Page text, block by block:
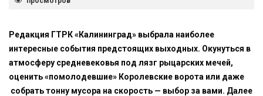
Редакция ГТРК «Калининград» выбрала наиболее
интересные события предстоящих выходных. Окунуться в
атмосферу средневековья под лязг рыцарских мечей,
оценить «помолодевшие» Королевские ворота или даже
собрать тонну мусора на скорость — выбор за вами. Далее